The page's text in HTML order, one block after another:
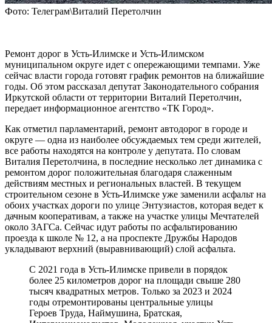
Фото: Телеграм\Виталий Перетолчин
Ремонт дорог в Усть-Илимске и Усть-Илимском
муниципальном округе идет с опережающими темпами. Уже
сейчас власти города готовят график ремонтов на ближайшие
годы. Об этом рассказал депутат Законодательного собрания
Иркутской области от территории Виталий Перетолчин,
передает информационное агентство «ТК Город».
Как отметил парламентарий, ремонт автодорог в городе и
округе — одна из наиболее обсуждаемых тем среди жителей,
все работы находятся на контроле у депутата. По словам
Виталия Перетолчина, в последние несколько лет динамика с
ремонтом дорог положительная благодаря слаженным
действиям местных и региональных властей. В текущем
строительном сезоне в Усть-Илимске уже заменили асфальт на
обоих участках дороги по улице Энтузиастов, которая ведет к
дачным кооперативам, а также на участке улицы Мечтателей
около ЗАГСа. Сейчас идут работы по асфальтированию
проезда к школе № 12, а на проспекте Дружбы Народов
укладывают верхний (выравнивающий) слой асфальта.
С 2021 года в Усть-Илимске привели в порядок
более 25 километров дорог на площади свыше 280
тысяч квадратных метров. Только за 2023 и 2024
годы отремонтированы центральные улицы
Героев Труда, Наймушина, Братская,